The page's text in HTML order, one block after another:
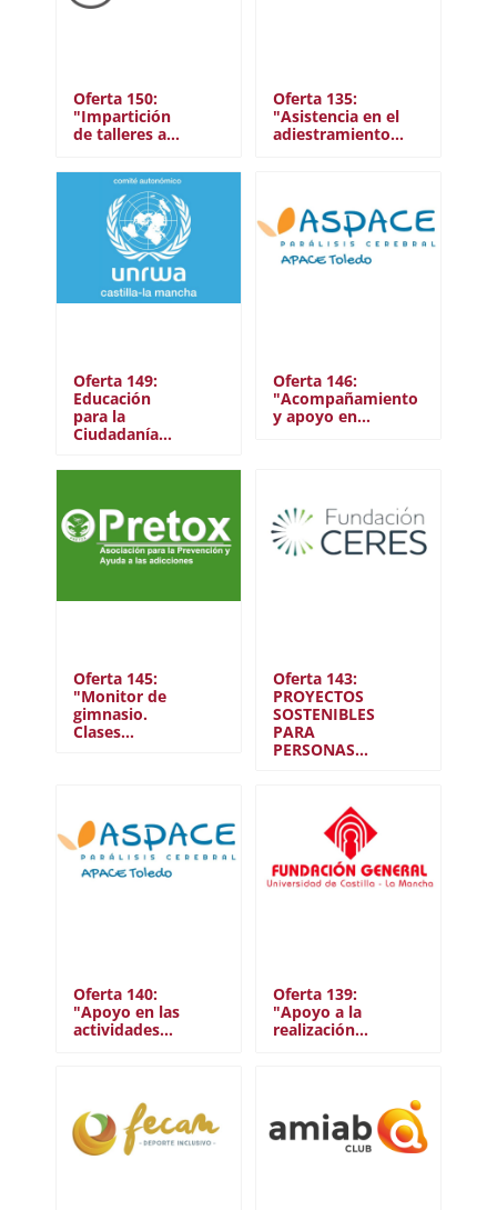
Oferta 150:
"Impartición
de talleres a…
Oferta 135:
"Asistencia en el
adiestramiento…
Oferta 149:
Educación
para la
Ciudadanía…
Oferta 146:
"Acompañamiento
y apoyo en…
Oferta 145:
"Monitor de
gimnasio.
Clases…
Oferta 143:
PROYECTOS
SOSTENIBLES
PARA
PERSONAS…
Oferta 140:
"Apoyo en las
actividades…
Oferta 139:
"Apoyo a la
realización…